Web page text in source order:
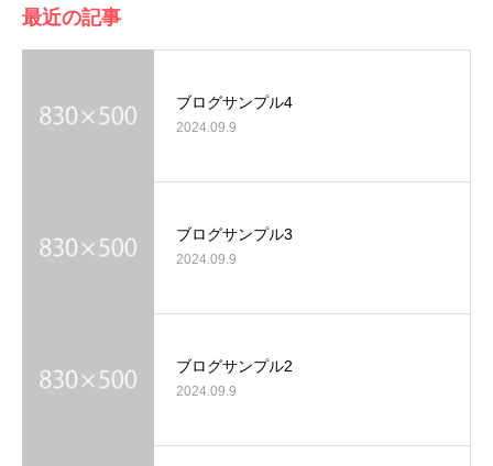
最近の記事
ブログサンプル4
2024.09.9
ブログサンプル3
2024.09.9
ブログサンプル2
2024.09.9